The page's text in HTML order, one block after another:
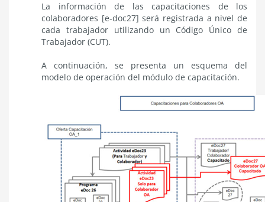
La información de las capacitaciones de los
colaboradores [e-doc27] será registrada a nivel de
cada trabajador utilizando un Código Único de
Trabajador (CUT).
A continuación, se presenta un esquema del
modelo de operación del módulo de capacitación.